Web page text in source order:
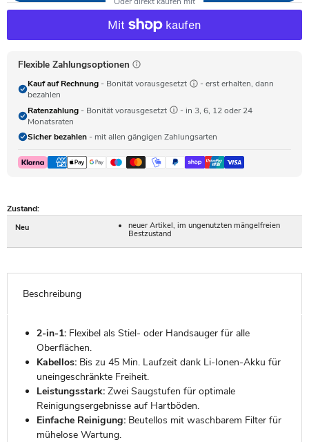
Flexible Zahlungsoptionen
Kauf auf Rechnung - Bonität vorausgesetzt
- erst erhalten, dann
bezahlen
Ratenzahlung - Bonität vorausgesetzt
- in 3, 6, 12 oder 24
Monatsraten
Sicher bezahlen - mit allen gängigen Zahlungsarten
Zustand:
Neu
neuer Artikel, im ungenutzten mängelfreien
Bestzustand
Beschreibung
2-in-1:Flexibel als Stiel- oder Handsauger für alle
Oberflächen.
Kabellos:Bis zu 45 Min. Laufzeit dank Li-Ionen-Akku für
uneingeschränkte Freiheit.
Leistungsstark:Zwei Saugstufen für optimale
Reinigungsergebnisse auf Hartböden.
Einfache Reinigung:Beutellos mit waschbarem Filter für
mühelose Wartung.